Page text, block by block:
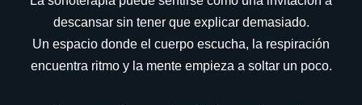
descansar sin tener que explicar demasiado.
Un espacio donde el cuerpo escucha, la respiración
encuentra ritmo y la mente empieza a soltar un poco.